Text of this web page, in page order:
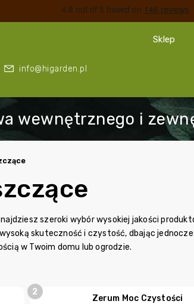
info@higarden.pl
Sklep
szeroki wybór wysokiej jakości
skuteczność i czystość, dbając
w Twoim domu lub ogrodzie.
Zerum Moc Czystości